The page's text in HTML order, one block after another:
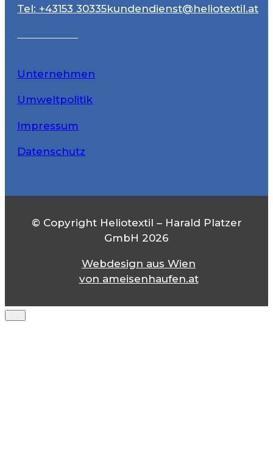
Tel: +43153 30335kundendienst@heliotextil.at
Unternehmen
Umweltpolitik
Impressum
Datenschutz
© Copyright Heliotextil – Harald Platzer
GmbH 2026
Webdesign aus Wien
von ameisenhaufen.at